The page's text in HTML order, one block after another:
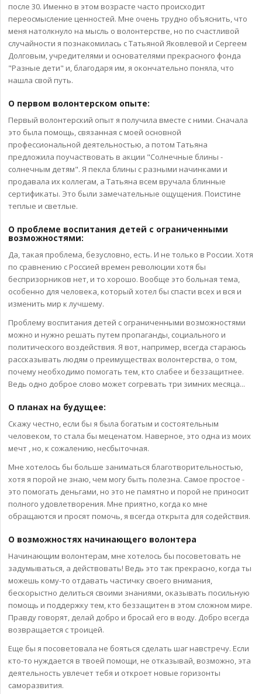
после 30. Именно в этом возрасте часто происходит
переосмысление ценностей. Мне очень трудно объяснить, что
меня натолкнуло на мысль о волонтерстве, но по счастливой
случайности я познакомилась с Татьяной Яковлевой и Сергеем
Долговым, учредителями и основателями прекрасного фонда
"Разные дети" и, благодаря им, я окончательно поняла, что
нашла свой путь.
О первом волонтерском опыте:
Первый волонтерский опыт я получила вместе с ними. Сначала
это была помощь, связанная с моей основной
профессиональной деятельностью, а потом Татьяна
предложила поучаствовать в акции "Солнечные блины -
солнечным детям". Я пекла блины с разными начинками и
продавала их коллегам, а Татьяна всем вручала блинные
сертификаты. Это были замечательные ощущения. Поистине
теплые и светлые.
О проблеме воспитания детей с ограниченными
возможностями:
Да, такая проблема, безусловно, есть. И не только в России. Хотя
по сравнению с Россией времен революции хотя бы
беспризорников нет, и то хорошо. Вообще это больная тема,
особенно для человека, который хотел бы спасти всех и вся и
изменить мир к лучшему.
Проблему воспитания детей с ограниченными возможностями
можно и нужно решать путем пропаганды, социального и
политического воздействия. Я вот, например, всегда стараюсь
рассказывать людям о преимуществах волонтерства, о том,
почему необходимо помогать тем, кто слабее и беззащитнее.
Ведь одно доброе слово может согревать три зимних месяца...
О планах на будущее:
Скажу честно, если бы я была богатым и состоятельным
человеком, то стала бы меценатом. Наверное, это одна из моих
мечт , но, к сожалению, несбыточная.
Мне хотелось бы больше заниматься благотворительностью,
хотя я порой не знаю, чем могу быть полезна. Самое простое -
это помогать деньгами, но это не памятно и порой не приносит
полного удовлетворения. Мне приятно, когда ко мне
обращаются и просят помочь, я всегда открыта для содействия.
О возможностях начинающего волонтера
Начинающим волонтерам, мне хотелось бы посоветовать не
задумываться, а действовать! Ведь это так прекрасно, когда ты
можешь кому-то отдавать частичку своего внимания,
бескорыстно делиться своими знаниями, оказывать посильную
помощь и поддержку тем, кто беззащитен в этом сложном мире.
Правду говорят, делай добро и бросай его в воду. Добро всегда
возвращается с троицей.
Еще бы я посоветовала не бояться сделать шаг навстречу. Если
кто-то нуждается в твоей помощи, не отказывай, возможно, эта
деятельность увлечет тебя и откроет новые горизонты
саморазвития.